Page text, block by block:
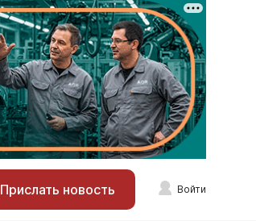
Прислать новость Войти